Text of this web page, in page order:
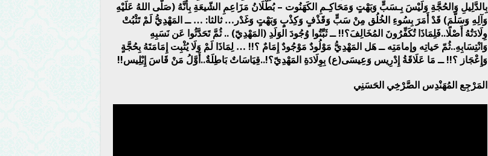
بِالدَّلِيلِ وَالحُجَّةِ وَلَيْسَ بِـسَبٍّ وَبَهْتٍ وَمَحَاكِـمِ الكَهَنُوت – بُطْلَانُ مَزَاعِمِ الشّيعَةِ بِأَنَّهُ (صَلَّى اللهُ عَلَيْهِ
وَآلِهِ وَسَلَّمَ) قَدْ أَمَرَ بِسُوءِ الخُلُق مِنْ سَبٍّ وَقَذْفٍ وَكِذْبٍ وَبَهْتٍ وَغَدْر… ثالثا: … ــ المَهْدِيُّ لَمْ تَثْبُتْ
وِلَادَتُهُ أَصْلًا..فَلِمَاذَا تُكَفِّرُونَ المُخَالِفَ؟!! ــ ثَبِّتُوا وُجُودَ الوَلَدِ (المَهْدِيّ) .. ثُمَّ تَحَدَّثُوا عَن نَسَبِهِ
وَانْتِسَابِهِ..ثُمّ حَياتِه وإمامَتِه ــ هَل المَهْدِيُّ مَوْلُودٌ مَوْجُودٌ إِمَامٌ ؟!! … لِمَاذَا لَمْ وَلَا يُثْبِت إِمَامَتَهُ بِحُجَّةٍ
وَإِعْجَاز ؟!! ــ مَا عَلَاقَةُ إِدْرِيس وَعِيسَى(ع) بِوِلَادَةِ المَهْدِيّ؟!..قِيَاسَاتٌ بَاطِلَةٌ..أَوَّلُ مَنْ قَاسَ إِبْلِيس!!
المَرْجِع المُهَنْدِس الصَّرْخِي الحَسَنِي